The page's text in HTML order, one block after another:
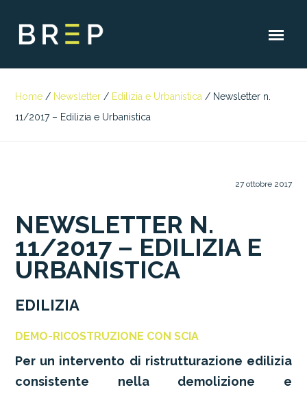
Home / Newsletter / Edilizia e Urbanistica / Newsletter n.
11/2017 – Edilizia e Urbanistica
27 ottobre 2017
NEWSLETTER N.
11/2017 – EDILIZIA E
URBANISTICA
EDILIZIA
DEMO-RICOSTRUZIONE CON SCIA
Per un intervento di ristrutturazione edilizia
consistente nella demolizione e